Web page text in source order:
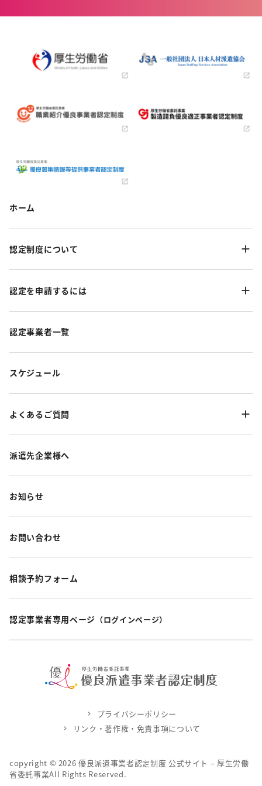
ホーム
認定制度について
認定を申請するには
認定事業者一覧
スケジュール
よくあるご質問
派遣先企業様へ
お知らせ
お問い合わせ
相談予約フォーム
認定事業者専用ページ （ログインページ）
copyright © 2026 優良派遣事業者認定制度 公式サイト – 厚生労働
省委託事業All Rights Reserved.
プライバシーポリシー
リンク・著作権・免責事項について